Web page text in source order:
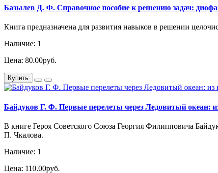
Базылев Д. Ф. Справочное пособие к решению задач:
Книга предназначена для развития навыков в решении
Наличие: 1
Цена: 80.00руб.
Купить
Байдуков Г. Ф. Первые перелеты через Ледовитый океан:
В книге Героя Советского Союза Георгия Филипповича
П. Чкалова.
Наличие: 1
Цена: 110.00руб.